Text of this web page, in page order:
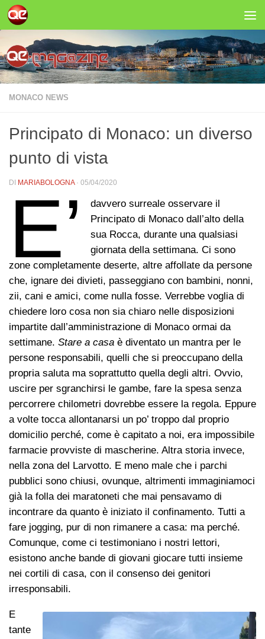
Salta al contenuto
MONACO NEWS
Principato di Monaco: un diverso
punto di vista
DI MARIABOLOGNA · 05/04/2020
E’
davvero surreale osservare il
Principato di Monaco dall’alto della
sua Rocca, durante una qualsiasi
giornata della settimana. Ci sono
zone completamente deserte, altre affollate da persone
che, ignare dei divieti, passeggiano con bambini, nonni,
zii, cani e amici, come nulla fosse. Verrebbe voglia di
chiedere loro cosa non sia chiaro nelle disposizioni
impartite dall’amministrazione di Monaco ormai da
settimane. Stare a casa è diventato un mantra per le
persone responsabili, quelli che si preoccupano della
propria saluta ma soprattutto quella degli altri. Ovvio,
uscire per sgranchirsi le gambe, fare la spesa senza
percorrere chilometri dovrebbe essere la regola. Eppure
a volte tocca allontanarsi un po’ troppo dal proprio
domicilio perché, come è capitato a noi, era impossibile
farmacie provviste di mascherine. Altra storia invece,
nella zona del Larvotto. E meno male che i parchi
pubblici sono chiusi, ovunque, altrimenti immaginiamoci
già la folla dei maratoneti che mai pensavamo di
incontrare da quanto è iniziato il confinamento. Tutti a
fare jogging, pur di non rimanere a casa: ma perché.
Comunque, come ci testimoniano i nostri lettori,
esistono anche bande di giovani giocare tutti insieme
nei cortili di casa, con il consenso dei genitori
irresponsabili.
E
tante